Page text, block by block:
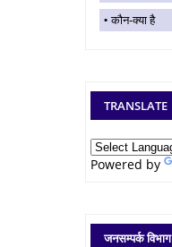
कौन-क्या है
TRANSLATE
Powered by
जनसम्पर्क विभाग